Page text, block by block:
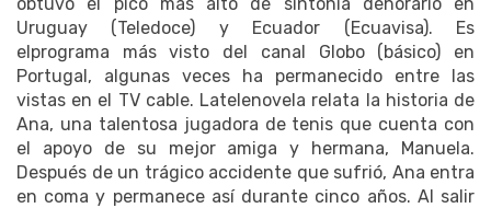
Uruguay (Teledoce) y Ecuador (Ecuavisa). Es
elprograma más visto del canal Globo (básico) en
Portugal, algunas veces ha permanecido entre las
vistas en el TV cable. Latelenovela relata la historia de
Ana, una talentosa jugadora de tenis que cuenta con
el apoyo de su mejor amiga y hermana, Manuela.
Después de un trágico accidente que sufrió, Ana entra
en coma y permanece así durante cinco años. Al salir